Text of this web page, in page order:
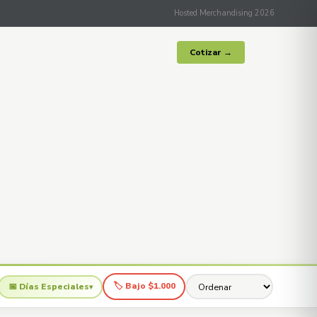
Hosted Merchandising 2026
Cotizar →
📅 Días Especiales▾ 🏷 Bajo $1.000